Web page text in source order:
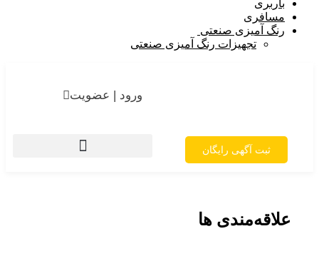
باربری
مسافری
رنگ آمیزی صنعتی
تجهیزات رنگ آمیزی صنعتی
ورود | عضویت
ثبت آگهی رایگان
علاقه‌مندی ها